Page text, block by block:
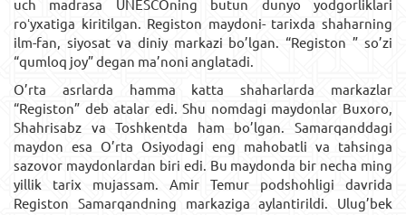
uch madrasa UNESCOning butun dunyo yodgorliklari
roʻyxatiga kiritilgan. Registon maydoni- tarixda shaharning
ilm-fan, siyosat va diniy markazi bo’lgan. “Registon ” so’zi
“qumloq joy” degan ma’noni anglatadi.
O’rta asrlarda hamma katta shaharlarda markazlar
“Registon” deb atalar edi. Shu nomdagi maydonlar Buxoro,
Shahrisabz va Toshkentda ham bo’lgan. Samarqanddagi
maydon esa O’rta Osiyodagi eng mahobatli va tahsinga
sazovor maydonlardan biri edi. Bu maydonda bir necha ming
yillik tarix mujassam. Amir Temur podshohligi davrida
Registon Samarqandning markaziga aylantirildi. Ulug’bek